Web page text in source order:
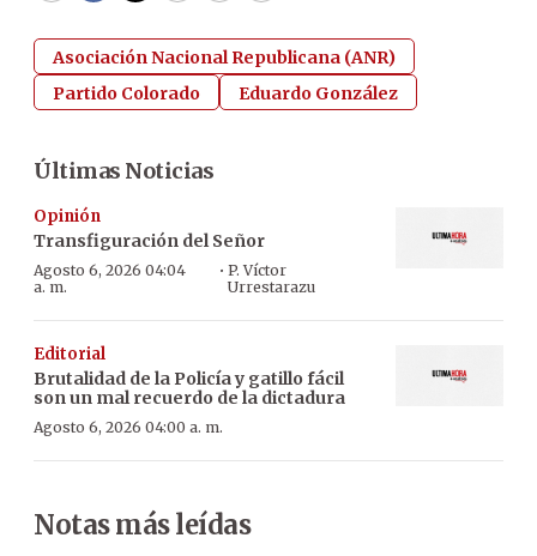
Asociación Nacional Republicana (ANR)
Partido Colorado
Eduardo González
Últimas Noticias
Opinión
Transfiguración del Señor
Agosto 6, 2026 04:04
a. m.
· P. Víctor
Urrestarazu
Editorial
Brutalidad de la Policía y gatillo fácil
son un mal recuerdo de la dictadura
Agosto 6, 2026 04:00 a. m.
Notas más leídas